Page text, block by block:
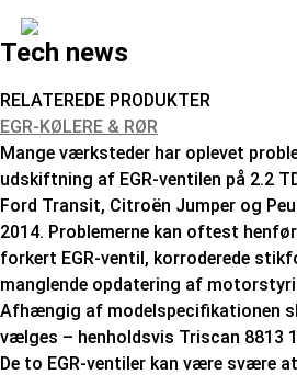
Tech news
RELATEREDE PRODUKTER
EGR-KØLERE & RØR
Mange værksteder har oplevet
udskiftning af EGR-ventilen på 2.2
Ford Transit, Citroën Jumper og
2014. Problemerne kan oftest
forkert EGR-ventil, korroderede
manglende opdatering af
Afhængig af modelspecifikationen
vælges – henholdsvis Triscan 8813
De to EGR-ventiler kan være svære